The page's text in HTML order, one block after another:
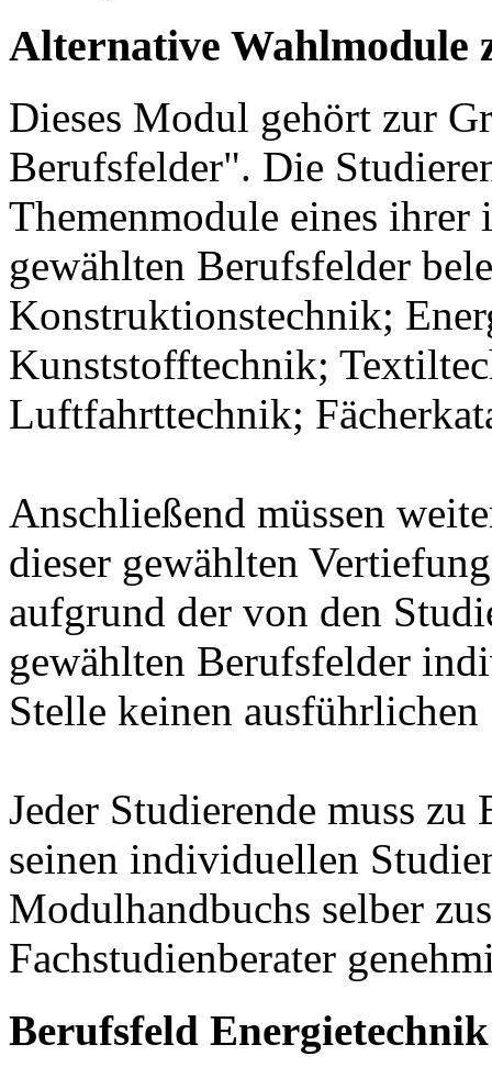
Alternative Wahlmodule
Dieses Modul gehört zur
Berufsfelder". Die
Themenmodule eines ihrer
gewählten Berufsfelder
Konstruktionstechnik;
Kunststofftechnik;
Luftfahrttechnik;
Anschließend müssen
dieser gewählten
aufgrund der von den
gewählten Berufsfelder
Stelle keinen
Jeder Studierende muss
seinen individuellen
Modulhandbuchs selber
Fachstudienberater
Berufsfeld Energietechnik